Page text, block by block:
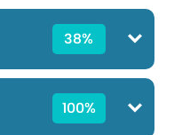
38%
100%